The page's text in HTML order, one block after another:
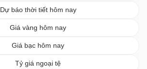
Dự báo thời tiết hôm nay
Giá vàng hôm nay
Giá bạc hôm nay
Tỷ giá ngoại tệ